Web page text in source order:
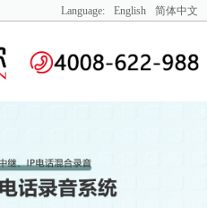
Language: English 简体中文